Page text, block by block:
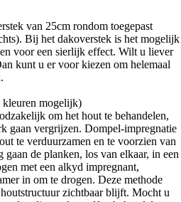
van 25cm rondom toegepast
Bij het dakoverstek is het mogelijk
voor een sierlijk effect. Wilt u liever
kunt u er voor kiezen om helemaal
kleuren mogelijk)
om het hout te behandelen,
gaan vergrijzen. Dompel-impregnatie
te verduurzamen en te voorzien van
de planken, los van elkaar, in een
met een alkyd impregnant,
in om te drogen. Deze methode
zichtbaar blijft. Mocht u